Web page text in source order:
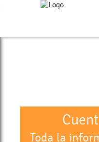
Toda la